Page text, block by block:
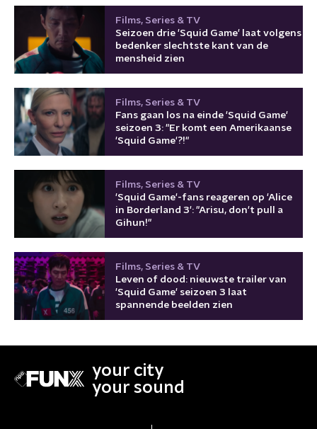
Films, Series & TV
Seizoen drie 'Squid Game' laat volgens
bedenker slechtste kant van de
mensheid zien
Films, Series & TV
Fans gaan los na einde 'Squid Game'
seizoen 3: "Er komt een Amerikaanse
'Squid Game'?!"
Films, Series & TV
'Squid Game'-fans reageren op 'Alice
in Borderland 3': "Arisu, don't pull a
Gihun!"
Films, Series & TV
Leven of dood: nieuwste trailer van
'Squid Game' seizoen 3 laat
spannende beelden zien
your city
your sound